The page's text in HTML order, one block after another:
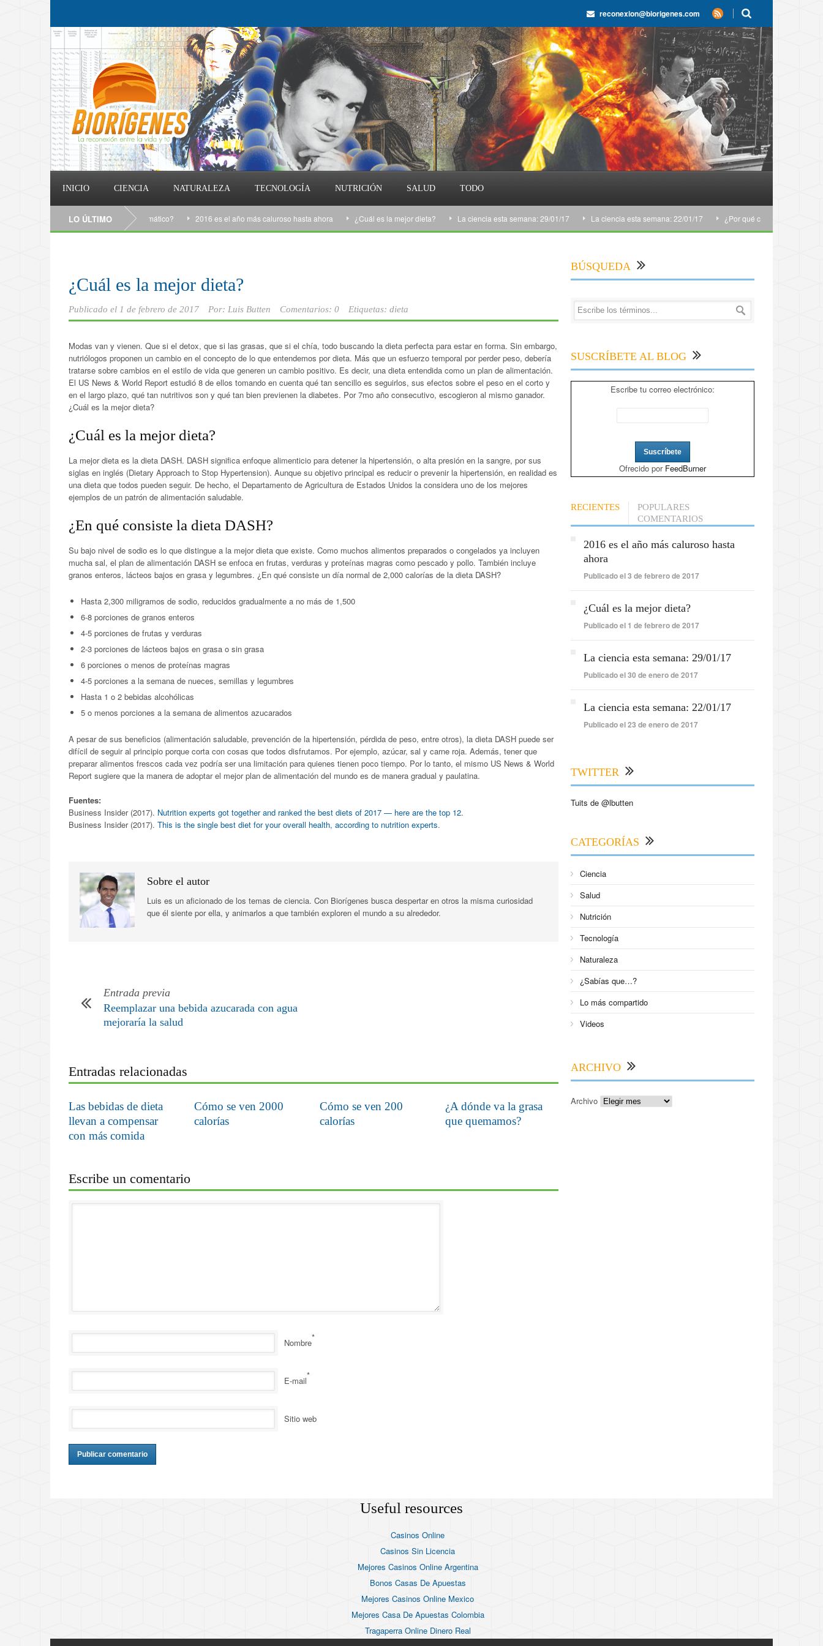
reconexion@biorigenes.com
INICIO CIENCIA NATURALEZA TECNOLOGÍA NUTRICIÓN SALUD TODO
LO ÚLTIMO
puedo hacer contra el cambio climático? 2016 es el año más caluroso hasta ahora ¿Cuál es la mejor dieta? La ciencia esta semana: 29/01/17 La ciencia esta semana: 22/01/17 ¿Por qué cocinamos la comida?
¿Cuál es la mejor dieta?
Publicado el 1 de febrero de 2017 Por: Luis Butten Comentarios: 0 Etiquetas: dieta
Modas van y vienen. Que si el detox, que si las grasas, que si el chía, todo buscando la dieta perfecta para estar en forma. Sin embargo,
nutriólogos proponen un cambio en el concepto de lo que entendemos por dieta. Más que un esfuerzo temporal por perder peso, debería
tratarse sobre cambios en el estilo de vida que generen un cambio positivo. Es decir, una dieta entendida como un plan de alimentación.
El US News & World Report estudió 8 de ellos tomando en cuenta qué tan sencillo es seguirlos, sus efectos sobre el peso en el corto y
en el largo plazo, qué tan nutritivos son y qué tan bien previenen la diabetes. Por 7mo año consecutivo, escogieron al mismo ganador.
¿Cuál es la mejor dieta?
¿Cuál es la mejor dieta?
La mejor dieta es la dieta DASH. DASH significa enfoque alimenticio para detener la hipertensión, o alta presión en la sangre, por sus
siglas en inglés (Dietary Approach to Stop Hypertension). Aunque su objetivo principal es reducir o prevenir la hipertensión, en realidad es
una dieta que todos pueden seguir. De hecho, el Departamento de Agricultura de Estados Unidos la considera uno de los mejores
ejemplos de un patrón de alimentación saludable.
¿En qué consiste la dieta DASH?
Su bajo nivel de sodio es lo que distingue a la mejor dieta que existe. Como muchos alimentos preparados o congelados ya incluyen
mucha sal, el plan de alimentación DASH se enfoca en frutas, verduras y proteínas magras como pescado y pollo. También incluye
granos enteros, lácteos bajos en grasa y legumbres. ¿En qué consiste un día normal de 2,000 calorías de la dieta DASH?
Hasta 2,300 miligramos de sodio, reducidos gradualmente a no más de 1,500
6-8 porciones de granos enteros
4-5 porciones de frutas y verduras
2-3 porciones de lácteos bajos en grasa o sin grasa
6 porciones o menos de proteínas magras
4-5 porciones a la semana de nueces, semillas y legumbres
Hasta 1 o 2 bebidas alcohólicas
5 o menos porciones a la semana de alimentos azucarados
A pesar de sus beneficios (alimentación saludable, prevención de la hipertensión, pérdida de peso, entre otros), la dieta DASH puede ser
difícil de seguir al principio porque corta con cosas que todos disfrutamos. Por ejemplo, azúcar, sal y carne roja. Además, tener que
preparar alimentos frescos cada vez podría ser una limitación para quienes tienen poco tiempo. Por lo tanto, el mismo US News & World
Report sugiere que la manera de adoptar el mejor plan de alimentación del mundo es de manera gradual y paulatina.
Fuentes:
Business Insider (2017). Nutrition experts got together and ranked the best diets of 2017 — here are the top 12.
Business Insider (2017). This is the single best diet for your overall health, according to nutrition experts.
Sobre el autor
Luis es un aficionado de los temas de ciencia. Con Biorígenes busca despertar en otros la misma curiosidad
que él siente por ella, y animarlos a que también exploren el mundo a su alrededor.
Entrada previa
Reemplazar una bebida azucarada con agua
mejoraría la salud
Entradas relacionadas
Las bebidas de dieta
llevan a compensar
con más comida
Cómo se ven 2000
calorías
Cómo se ven 200
calorías
¿A dónde va la grasa
que quemamos?
Escribe un comentario
Nombre*
E-mail*
Sitio web
BÚSQUEDA
SUSCRÍBETE AL BLOG
Escribe tu correo electrónico:
Ofrecido por FeedBurner
RECIENTES
POPULARES
COMENTARIOS
2016 es el año más caluroso hasta
ahora
Publicado el 3 de febrero de 2017
¿Cuál es la mejor dieta?
Publicado el 1 de febrero de 2017
La ciencia esta semana: 29/01/17
Publicado el 30 de enero de 2017
La ciencia esta semana: 22/01/17
Publicado el 23 de enero de 2017
TWITTER
Tuits de @lbutten
CATEGORÍAS
Ciencia
Salud
Nutrición
Tecnología
Naturaleza
¿Sabías que…?
Lo más compartido
Videos
ARCHIVO
Archivo
Useful resources
Casinos Online
Casinos Sin Licencia
Mejores Casinos Online Argentina
Bonos Casas De Apuestas
Mejores Casinos Online Mexico
Mejores Casa De Apuestas Colombia
Tragaperra Online Dinero Real